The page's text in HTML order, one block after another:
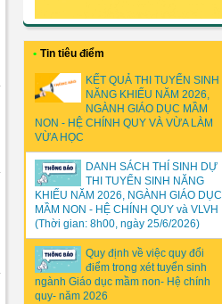
• Tin tiêu điểm
KẾT QUẢ THI TUYỂN SINH
NĂNG KHIẾU NĂM 2026,
NGÀNH GIÁO DỤC MẦM
NON - HỆ CHÍNH QUY VÀ VỪA LÀM
VỪA HỌC
DANH SÁCH THÍ SINH DỰ
THI TUYỂN SINH NĂNG
KHIẾU NĂM 2026, NGÀNH GIÁO DỤC
MẦM NON - HỆ CHÍNH QUY và VLVH
(Thời gian: 8h00, ngày 25/6/2026)
Quy định về việc quy đổi
điểm trong xét tuyển sinh
ngành Giáo dục mầm non- Hệ chính
quy- năm 2026